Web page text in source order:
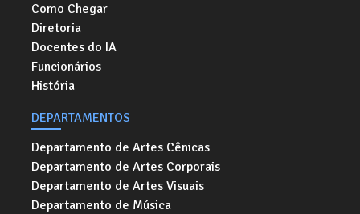
Como Chegar
Diretoria
Docentes do IA
Funcionários
História
DEPARTAMENTOS
Departamento de Artes Cênicas
Departamento de Artes Corporais
Departamento de Artes Visuais
Departamento de Música